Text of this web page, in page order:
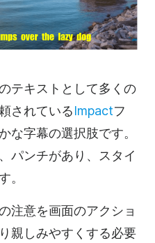
テキストとして多くの
されているImpactフ
な字幕の選択肢です。
パンチがあり、スタイ
。
注意を画面のアクショ
親しみやすくする必要